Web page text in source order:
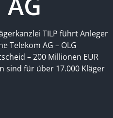
TILP führt Anleger
Telekom AG – OLG
– 200 Millionen EUR
sind für über 17.000 Kläger